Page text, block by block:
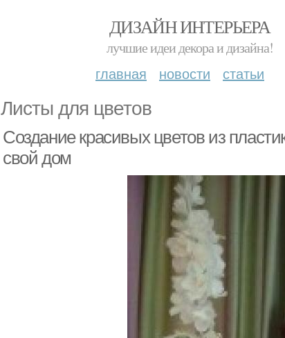
ДИЗАЙН ИНТЕРЬЕРА
лучшие идеи декора и дизайна!
главная новости статьи
Листы для цветов
Создание красивых цветов из
свой дом